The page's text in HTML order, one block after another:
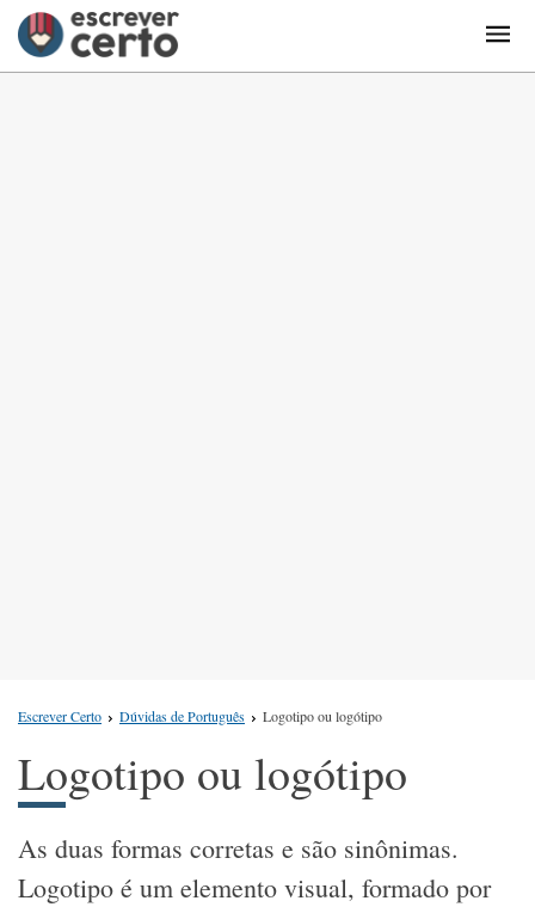
Escrever Certo Dúvidas de Português Logotipo ou logótipo
Logotipo ou logótipo
As duas formas corretas e são sinônimas.
Logotipo é um elemento visual, formado por